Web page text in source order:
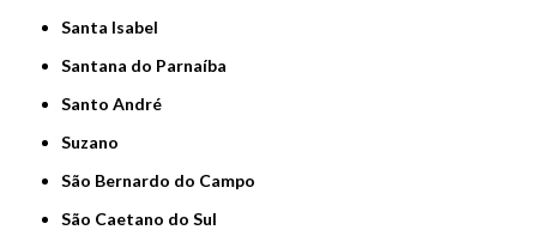
Santa Isabel
Santana do Parnaíba
Santo André
Suzano
São Bernardo do Campo
São Caetano do Sul